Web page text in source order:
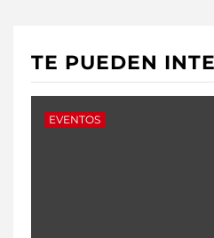
TE PUEDEN
EVENTOS